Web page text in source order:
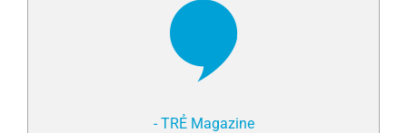
- TRẺ Magazine